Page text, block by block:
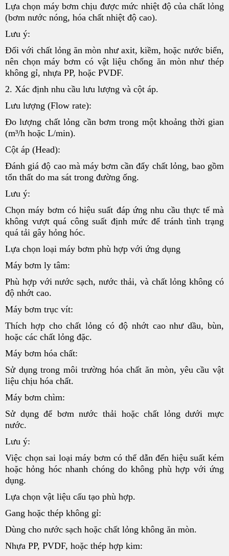
Lựa chọn máy bơm chịu được mức nhiệt độ của chất lỏng
(bơm nước nóng, hóa chất nhiệt độ cao).
Lưu ý:
Đối với chất lỏng ăn mòn như axit, kiềm, hoặc nước biển,
nên chọn máy bơm có vật liệu chống ăn mòn như thép
không gỉ, nhựa PP, hoặc PVDF.
2. Xác định nhu cầu lưu lượng và cột áp.
Lưu lượng (Flow rate):
Đo lượng chất lỏng cần bơm trong một khoảng thời gian
(m³/h hoặc L/min).
Cột áp (Head):
Đánh giá độ cao mà máy bơm cần đẩy chất lỏng, bao gồm
tổn thất do ma sát trong đường ống.
Lưu ý:
Chọn máy bơm có hiệu suất đáp ứng nhu cầu thực tế mà
không vượt quá công suất định mức để tránh tình trạng
quá tải gây hỏng hóc.
Lựa chọn loại máy bơm phù hợp với ứng dụng
Máy bơm ly tâm:
Phù hợp với nước sạch, nước thải, và chất lỏng không có
độ nhớt cao.
Máy bơm trục vít:
Thích hợp cho chất lỏng có độ nhớt cao như dầu, bùn,
hoặc các chất lỏng đặc.
Máy bơm hóa chất:
Sử dụng trong môi trường hóa chất ăn mòn, yêu cầu vật
liệu chịu hóa chất.
Máy bơm chìm:
Sử dụng để bơm nước thải hoặc chất lỏng dưới mực
nước.
Lưu ý:
Việc chọn sai loại máy bơm có thể dẫn đến hiệu suất kém
hoặc hỏng hóc nhanh chóng do không phù hợp với ứng
dụng.
Lựa chọn vật liệu cấu tạo phù hợp.
Gang hoặc thép không gỉ:
Dùng cho nước sạch hoặc chất lỏng không ăn mòn.
Nhựa PP, PVDF, hoặc thép hợp kim: